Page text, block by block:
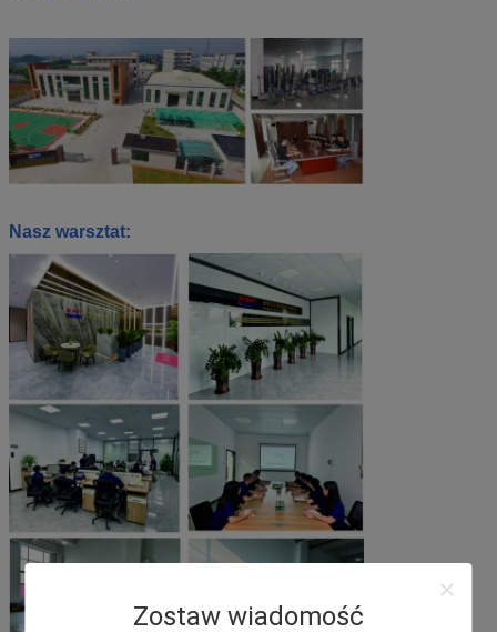
Zostaw wiadomość
Nasz warsztat: